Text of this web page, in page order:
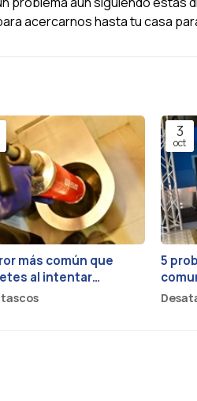
acercarnos hasta tu casa
más común que
al intentar
el WC y cómo
3
oct
5
de